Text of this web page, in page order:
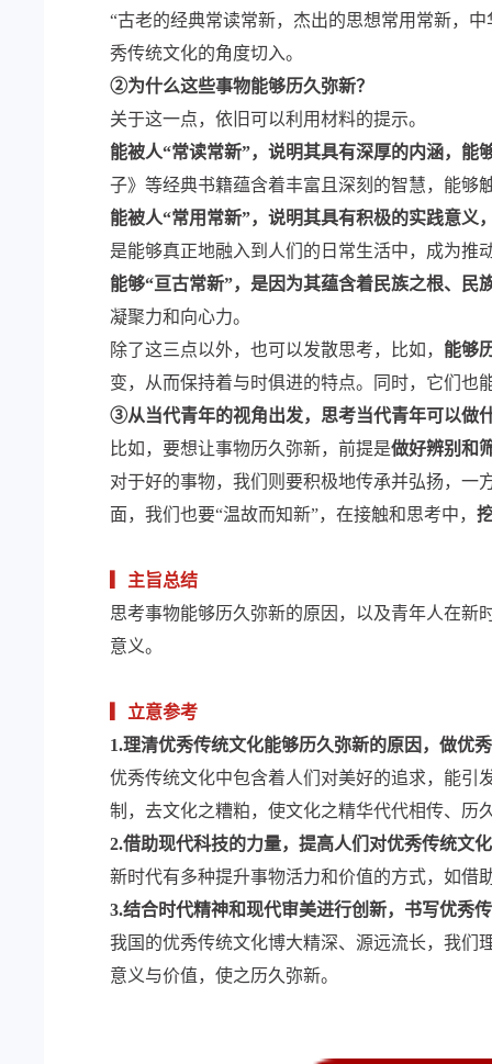
“古老的经典常读常新，杰出的思想常用常新，
秀传统文化的角度切入。
②为什么这些事物能够历久弥新？
关于这一点，依旧可以利用材料的提示。
能被人“常读常新”，说明其具有深厚的内涵，能
子》等经典书籍蕴含着丰富且深刻的智慧，能够
能被人“常用常新”，说明其具有积极的实践意
是能够真正地融入到人们的日常生活中，成为推
能够“亘古常新”，是因为其蕴含着民族之根、
凝聚力和向心力。
除了这三点以外，也可以发散思考，比如， 能够
变，从而保持着与时俱进的特点。同时，它们也
③从当代青年的视角出发，思考当代青年可以做
比如，要想让事物历久弥新，前提是做好辨别和
对于好的事物，我们则要积极地传承并弘扬，一
面，我们也要“温故而知新”，在接触和思考中，
▎主旨总结
思考事物能够历久弥新的原因，以及青年人在新
意义。
▎立意参考
1.理清优秀传统文化能够历久弥新的原因，做优
优秀传统文化中包含着人们对美好的追求，能引
制，去文化之糟粕，使文化之精华代代相传、历
2.借助现代科技的力量，提高人们对优秀传统文
新时代有多种提升事物活力和价值的方式，如借
3.结合时代精神和现代审美进行创新，书写优秀
我国的优秀传统文化博大精深、源远流长，我们
意义与价值，使之历久弥新。